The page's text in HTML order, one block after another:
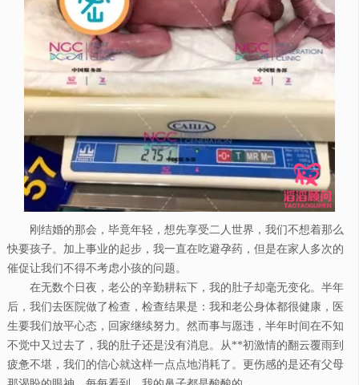
刚结婚的那会，毕竟年轻，想先享受二人世界，我们不想着那么
快要孩子。加上事业的起步，我一直在吃避孕药，但是在家人多次的
催促让我们不得不考虑小孩的问题。
在无数个日夜，老公的辛勤耕耘下，我的肚子却毫无变化。半年
后，我们去医院做了检查，检查结果是：我和老公身体都很健康，医
生要我们放平心态，回家继续努力。然而事与愿违，半年时间在不知
不觉中又过去了，我的肚子还是没有消息。从**初激情的翻云覆雨到
疲惫不堪，我们的信心就这样一点点地消耗了。更伤感的是还有父母